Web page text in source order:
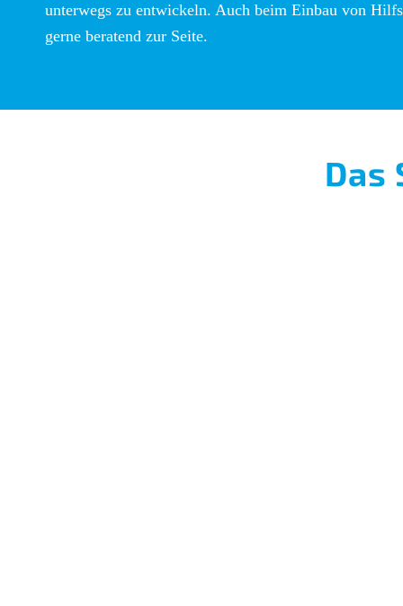
unterwegs zu entwickeln. Auch beim Einbau von
gerne beratend zur Seite.
Das